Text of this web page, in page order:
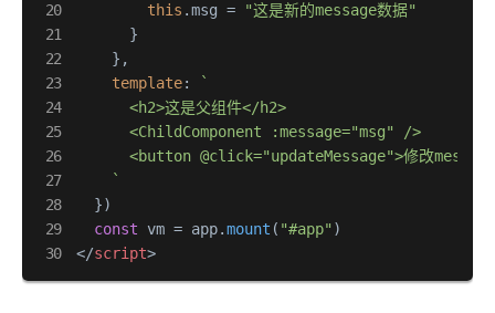
this .msg =
"这是新的message数据"
      }
    },
template:
`
      <h2>这是父组件</h2>
      <ChildComponent :message="msg" />
<button @click="updateMessage">修改
    `
  })
const vm = app.mount ( "#app"
</script>